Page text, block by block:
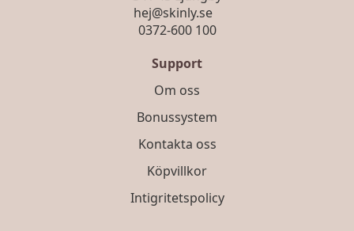
hej@skinly.se
0372-600 100
Support
Om oss
Bonussystem
Kontakta oss
Köpvillkor
Intigritetspolicy